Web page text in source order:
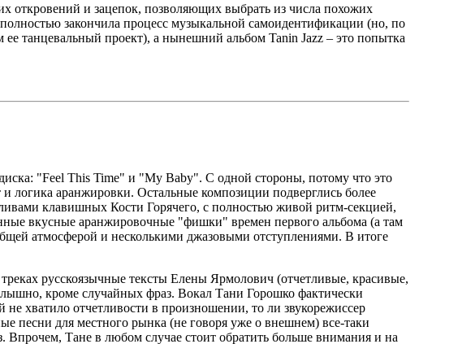
откровений и зацепок, позволяющих выбрать из числа похожих
закончила процесс музыкальной самоидентификации (но, по
танцевальный проект), а нынешний альбом Tanin Jazz – это попытка
"Feel This Time" и "My Baby". С одной стороны, потому что это
логика аранжировки. Остальные композиции подверглись более
клавишных Кости Горячего, с полностью живой ритм-секцией,
вкусные аранжировочные "фишки" времен первого альбома (а там
атмосферой и несколькими джазовыми отступлениями. В итоге
русскоязычные тексты Елены Ярмолович (отчетливые, красивые,
кроме случайных фраз. Вокал Тани Горошко фактически
хватило отчетливости в произношении, то ли звукорежиссер
песни для местного рынка (не говоря уже о внешнем) все-таки
Тане в любом случае стоит обратить больше внимания и на